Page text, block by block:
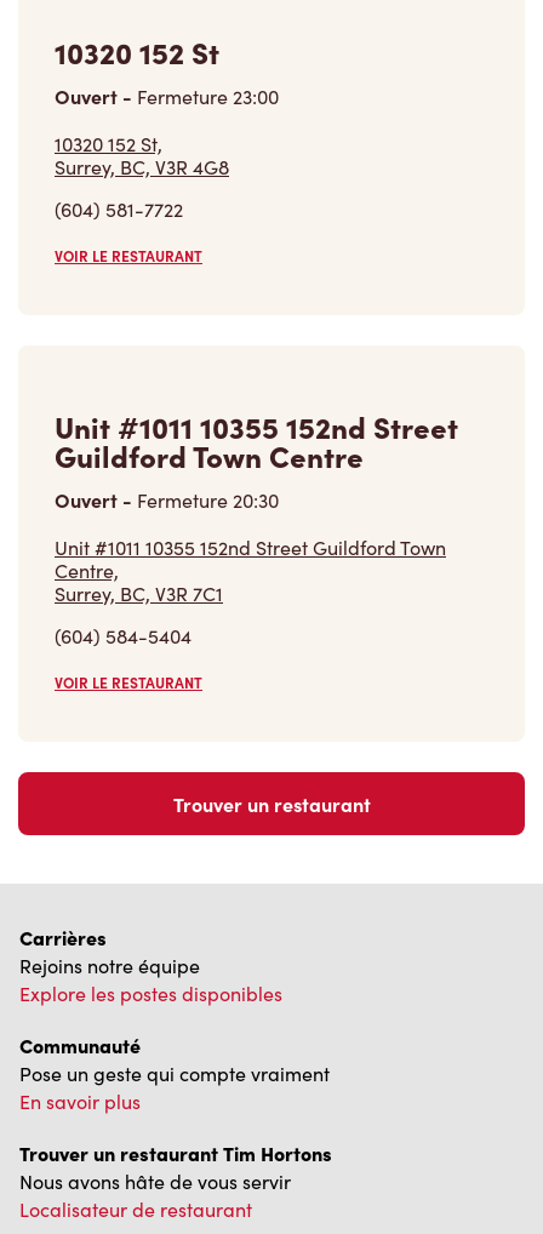
Ouvert- Fermeture
10320 152 St,
Surrey, BC, V3R 4G8
(604) 581-7722
VOIR LE RESTAURANT
Guildford Town Centre
Ouvert-Fermeture20:30
Unit #1011 10355 152nd Street Guildford Town
Centre,
Surrey, BC, V3R 7C1
(604) 584-5404
VOIR LE RESTAURANT
Trouver un restaurant
Rejoins notre équipe
Explore les postes disponibles
Communauté
Pose un geste qui compte vraiment
En savoir plus
Trouver un restaurant Tim Hortons
Nous avons hâte de vous servir
Localisateur de restaurant